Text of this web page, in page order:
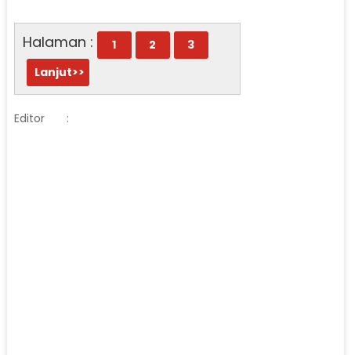
Halaman : 1 2
3
Lanjut>>
Editor :